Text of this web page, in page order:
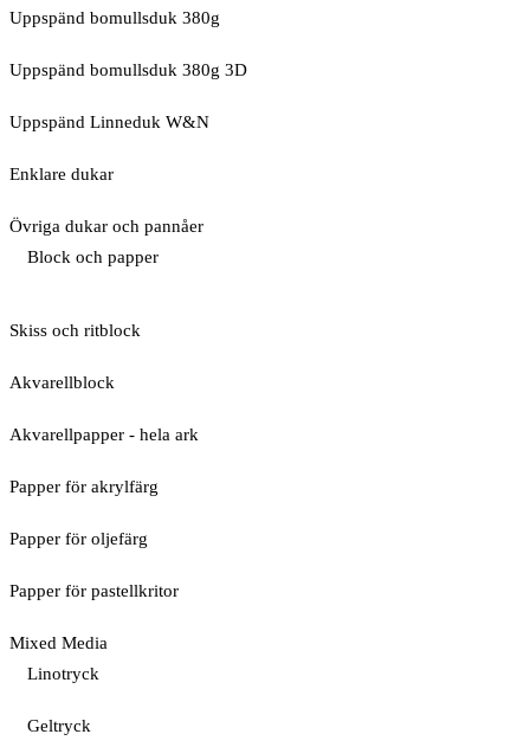
Uppspänd bomullsduk 380g
Uppspänd bomullsduk 380g 3D
Uppspänd Linneduk W&N
Enklare dukar
Övriga dukar och pannåer
Block och papper
Skiss och ritblock
Akvarellblock
Akvarellpapper - hela ark
Papper för akrylfärg
Papper för oljefärg
Papper för pastellkritor
Mixed Media
Linotryck
Geltryck